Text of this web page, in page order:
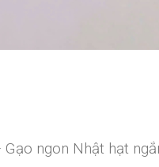
ngon Nhật hạt